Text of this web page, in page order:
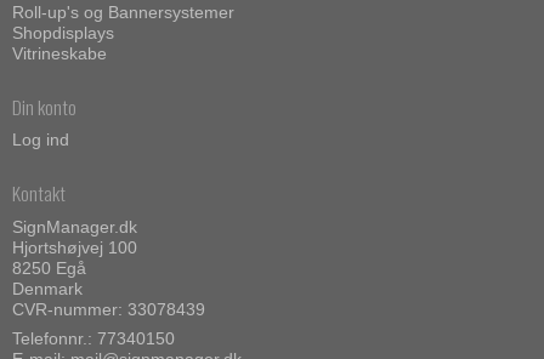
Roll-up's og Bannersystemer
Shopdisplays
Vitrineskabe
Din konto
Log ind
Kontakt
SignManager.dk
Hjortshøjvej 100
8250 Egå
Denmark
CVR-nummer: 33078439
Telefonnr.: 77340150